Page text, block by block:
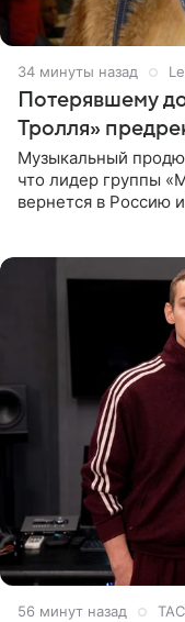
34 минуты назад
Потерявшему
Тролля»
Музыкальный
что лидер группы
вернется в Россию
56 минут назад